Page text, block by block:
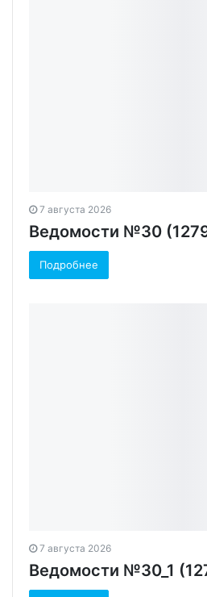
7 августа 2026
Ведомости №30
Подробнее
7 августа 2026
Ведомости №30_1